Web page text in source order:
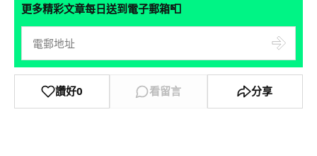
更多精彩文章每日送到電子郵箱📮
讚好0 看留言 分享